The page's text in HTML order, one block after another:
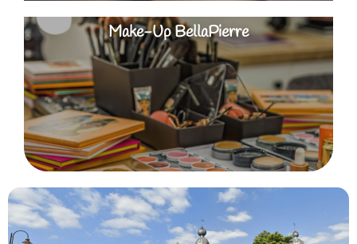
Make-Up BellaPierre